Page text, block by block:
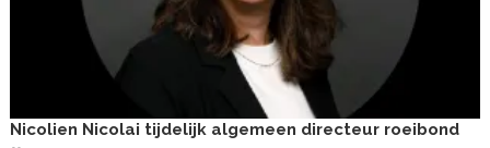
Nicolien Nicolai tijdelijk algemeen directeur roeibond